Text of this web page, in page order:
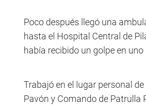
Poco después llegó una
hasta el Hospital Central de
había recibido un golpe en
Trabajó en el lugar personal
Pavón y Comando de Patrulla